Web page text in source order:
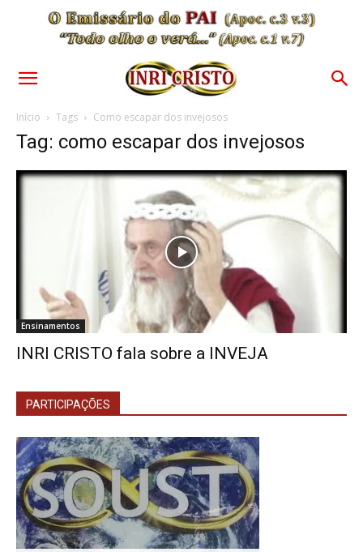
Início Tags Como escapar dos invejosos
Tag: como escapar dos invejosos
Ensinamentos
INRI CRISTO fala sobre a INVEJA
PARTICIPAÇÕES